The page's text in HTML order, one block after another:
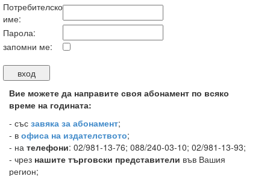
Потребителско
име:
Парола:
запомни ме:
Вие можете да направите своя абонамент по всяко
време на годината:
- със завяка за абонамент;
- в офиса на издателството;
- на телефони: 02/981-13-76; 088/240-03-10; 02/981-13-93;
- чрез нашите търговски представители във Вашия
регион;